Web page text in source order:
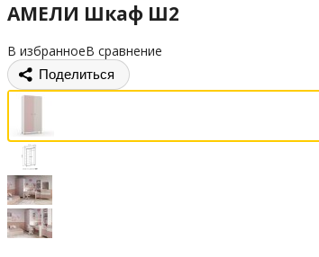
АМЕЛИ Шкаф Ш2
В избранноеВ сравнение
Поделиться